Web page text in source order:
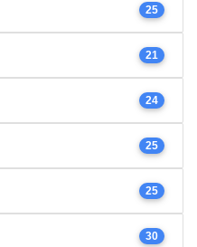
25
21
24
25
25
30